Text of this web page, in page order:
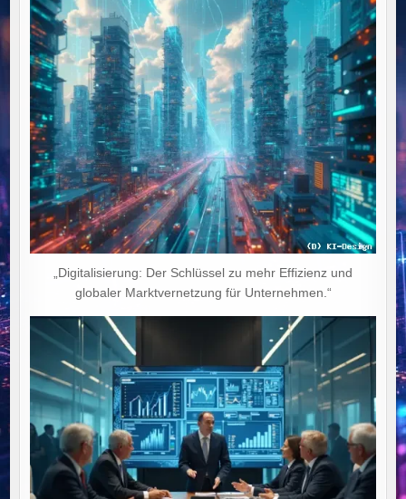
„Digitalisierung: Der Schlüssel zu mehr Effizienz und
globaler Marktvernetzung für Unternehmen.“